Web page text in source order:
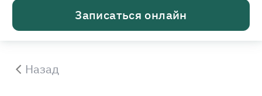
Записаться онлайн
Назад